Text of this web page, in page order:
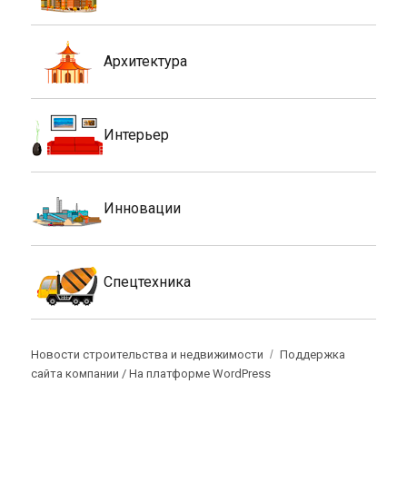
Архитектура
Интерьер
Инновации
Спецтехника
Новости строительства и недвижимости
Поддержка
сайта компании /На платформе WordPress